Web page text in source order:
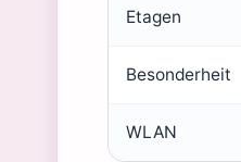
Etagen
Besonderheit
WLAN